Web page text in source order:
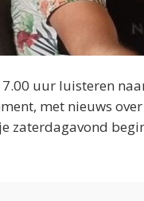
uur luisteren
met nieuws
zaterdagavond